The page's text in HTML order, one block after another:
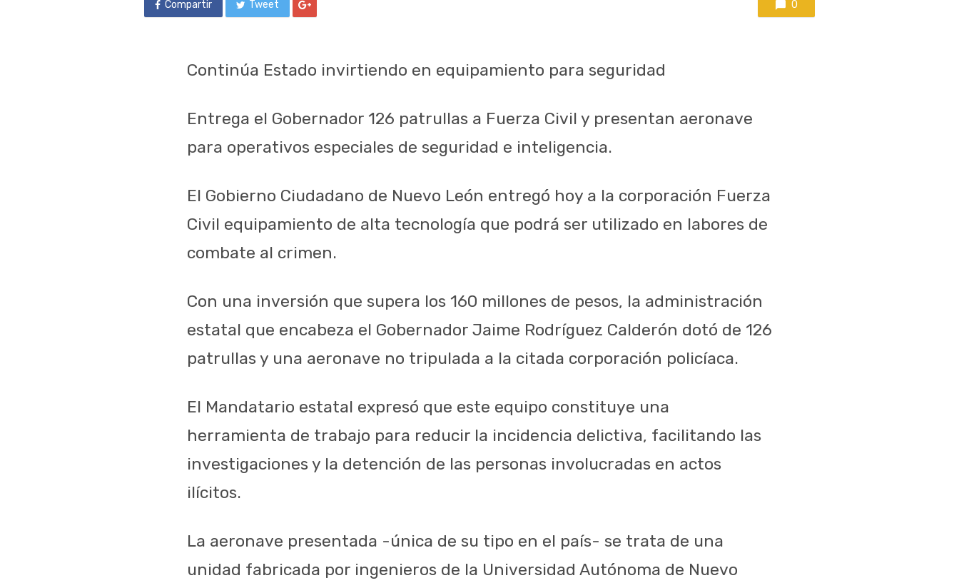
Compartir Tweet 0
Continúa Estado invirtiendo en equipamiento para seguridad
Entrega el Gobernador 126 patrullas a Fuerza Civil y presentan aeronave
para operativos especiales de seguridad e inteligencia.
El Gobierno Ciudadano de Nuevo León entregó hoy a la corporación Fuerza
Civil equipamiento de alta tecnología que podrá ser utilizado en labores de
combate al crimen.
Con una inversión que supera los 160 millones de pesos, la administración
estatal que encabeza el Gobernador Jaime Rodríguez Calderón dotó de 126
patrullas y una aeronave no tripulada a la citada corporación policíaca.
El Mandatario estatal expresó que este equipo constituye una
herramienta de trabajo para reducir la incidencia delictiva, facilitando las
investigaciones y la detención de las personas involucradas en actos
ilícitos.
La aeronave presentada -única de su tipo en el país- se trata de una
unidad fabricada por ingenieros de la Universidad Autónoma de Nuevo